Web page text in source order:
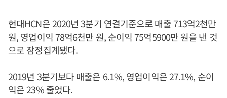
현대HCN은 2020년 3분기 연결기준으로 매출 713억2천만
원, 영업이익 78억6천만 원, 순이익 75억5900만 원을 낸 것
으로 잠정집계됐다.
2019년 3분기보다 매출은 6.1%, 영업이익은 27.1%, 순이
익은 23% 줄었다.